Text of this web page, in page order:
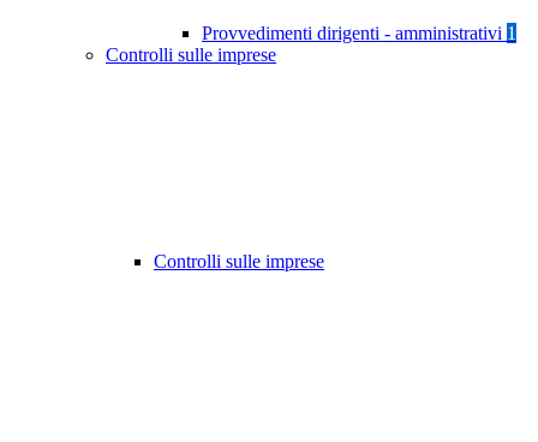
Provvedimenti dirigenti - amministrativi 1
Controlli sulle imprese
Controlli sulle imprese